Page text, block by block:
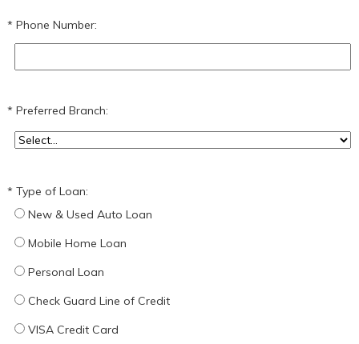
Phone Number:
Preferred Branch:
Type of Loan:
New & Used Auto Loan
Mobile Home Loan
Personal Loan
Check Guard Line of Credit
VISA Credit Card